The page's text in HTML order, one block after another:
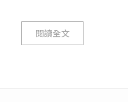
閱讀全文